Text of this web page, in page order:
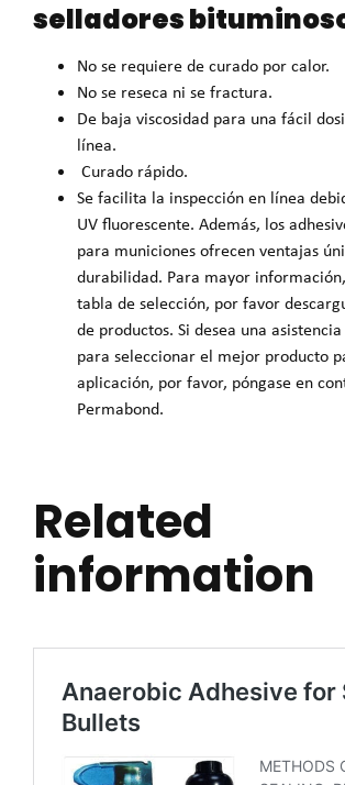
selladores
No se requiere de curado por calor.
No se reseca ni se fractura.
De baja viscosidad para una fácil
línea.
Curado rápido.
Se facilita la inspección en línea
UV fluorescente. Además, los
para municiones ofrecen ventajas
durabilidad. Para mayor
tabla de selección, por favor
de productos. Si desea una
para seleccionar el mejor producto
aplicación, por favor, póngase en
Permabond.
Related
information